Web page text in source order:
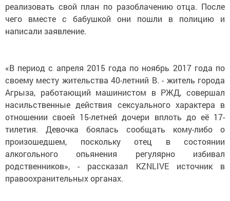
реализовать свой план по разоблачению отца. После
чего вместе с бабушкой они пошли в полицию и
написали заявление.
«В период с апреля 2015 года по ноябрь 2017 года по
своему месту жительства 40-летний В. - житель города
Агрыза, работающий машинистом в РЖД, совершал
насильственные действия сексуального характера в
отношении своей 15-летней дочери вплоть до её 17-
тилетия. Девочка боялась сообщать кому-либо о
произошедшем, поскольку отец в состоянии
алкогольного опьянения регулярно избивал
родственников», - рассказал KZNLIVE источник в
правоохранительных органах.